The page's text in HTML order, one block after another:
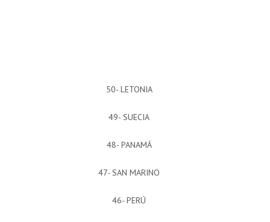
50- LETONIA
49- SUECIA
48- PANAMÁ
47- SAN MARINO
46- PERÚ